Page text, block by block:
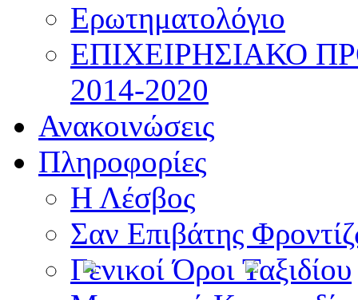
Ερωτηματολόγιο
ΕΠΙΧΕΙΡΗΣΙΑΚΟ
2014-2020
Ανακοινώσεις
Πληροφορίες
Η Λέσβος
Σαν Επιβάτης
Γενικοί Όροι Ταξιδίου